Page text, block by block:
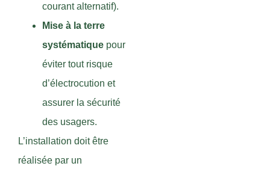
courant alternatif).
Mise à la terre
systématique pour
éviter tout risque
d’électrocution et
assurer la sécurité
des usagers.
L’installation doit être
réalisée par un